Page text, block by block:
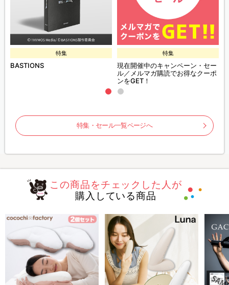
特集
BASTIONS
特集
現在開催中のキャンペーン・セー
ル／メルマガ購読でお得なクーポ
ンをGET！
特集・セール一覧ページへ
この商品をチェックした人が
購入している商品